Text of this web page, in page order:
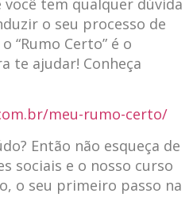
você tem qualquer dúvida
o seu processo de
“Rumo Certo” é o
te ajudar! Conheça
meu-rumo-certo/
Então não esqueça de
sociais e o nosso curso
o seu primeiro passo na